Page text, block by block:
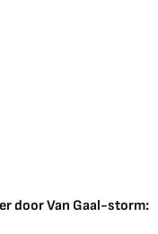
door Van Gaal-storm: